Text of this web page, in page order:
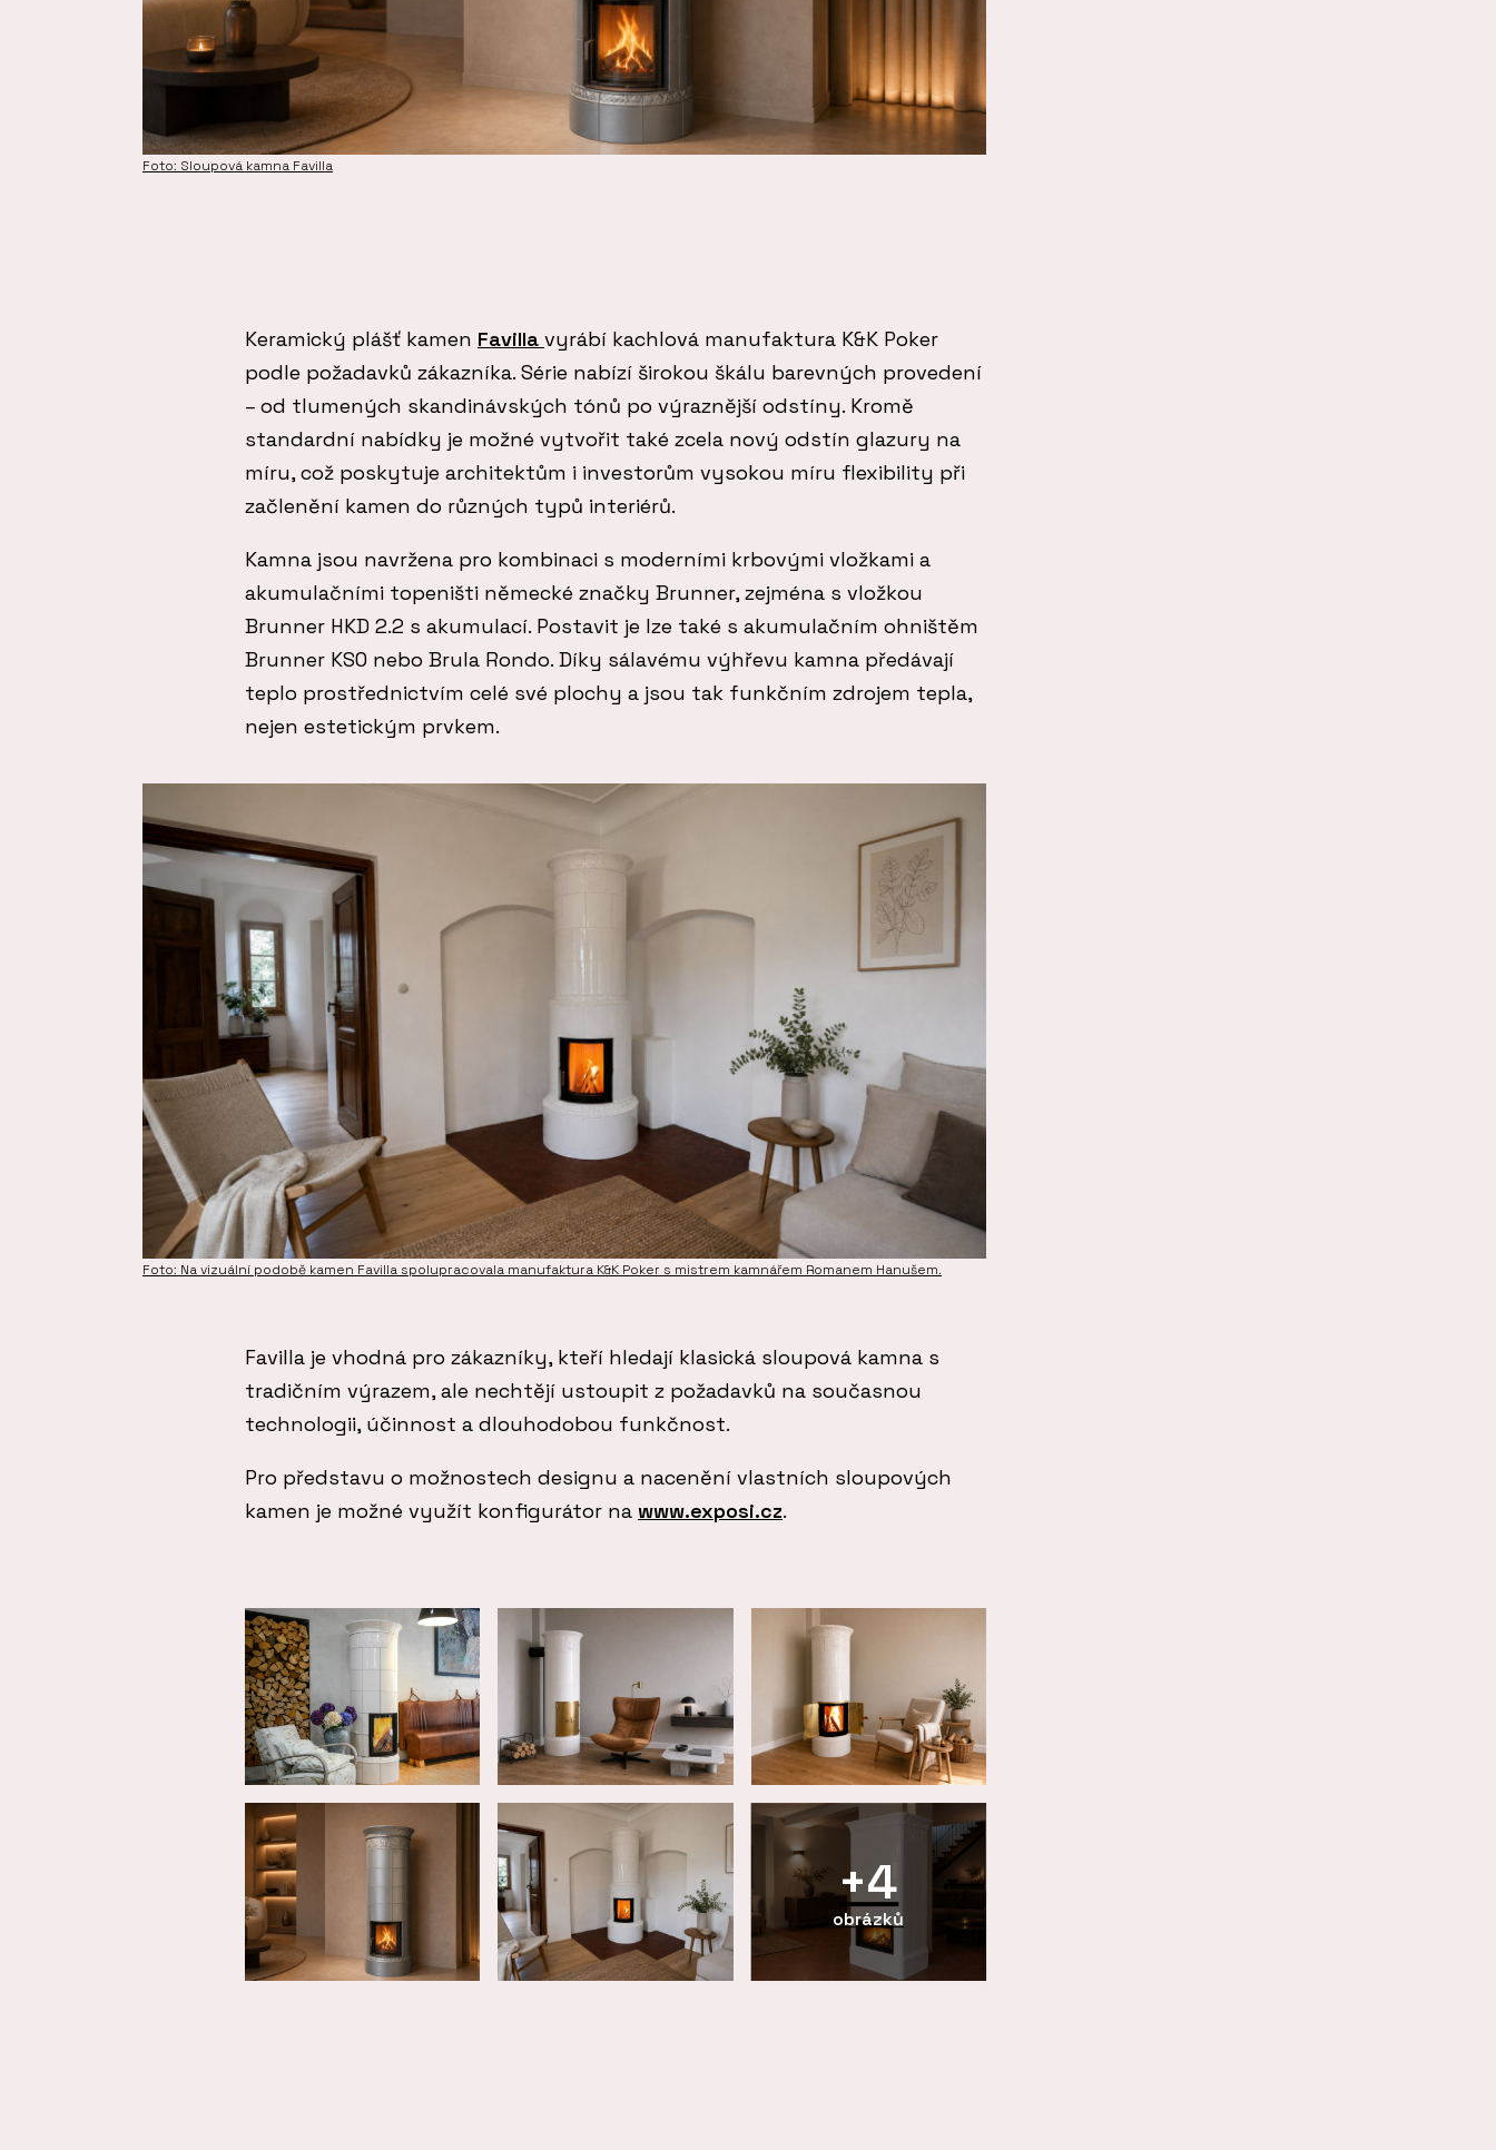
Foto: Sloupová kamna Favilla
Keramický plášť kamen Favilla vyrábí kachlová manufaktura K&K Poker
podle požadavků zákazníka. Série nabízí širokou škálu barevných provedení
– od tlumených skandinávských tónů po výraznější odstíny. Kromě
standardní nabídky je možné vytvořit také zcela nový odstín glazury na
míru, což poskytuje architektům i investorům vysokou míru flexibility při
začlenění kamen do různých typů interiérů.
Kamna jsou navržena pro kombinaci s moderními krbovými vložkami a
akumulačními topeništi německé značky Brunner, zejména s vložkou
Brunner HKD 2.2 s akumulací. Postavit je lze také s akumulačním ohništěm
Brunner KSO nebo Brula Rondo. Díky sálavému výhřevu kamna předávají
teplo prostřednictvím celé své plochy a jsou tak funkčním zdrojem tepla,
nejen estetickým prvkem.
Foto: Na vizuální podobě kamen Favilla spolupracovala manufaktura K&K Poker s mistrem kamnářem Romanem Hanušem.
Favilla je vhodná pro zákazníky, kteří hledají klasická sloupová kamna s
tradičním výrazem, ale nechtějí ustoupit z požadavků na současnou
technologii, účinnost a dlouhodobou funkčnost.
Pro představu o možnostech designu a nacenění vlastních sloupových
kamen je možné využít konfigurátor na www.exposi.cz.
+4
obrázků